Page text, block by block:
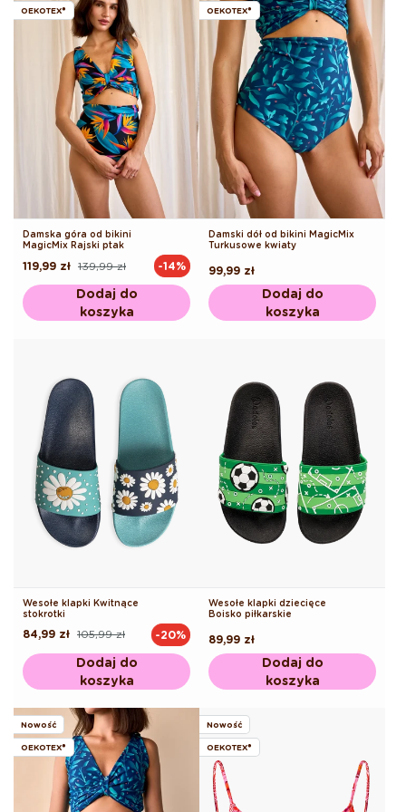
OEKOTEX®
Damska góra od bikini
MagicMix Rajski ptak
Cena
139,99 zł
Cena
119,99 zł -14%
Dodaj do
koszyka
OEKOTEX®
Damski dół od bikini MagicMix
Turkusowe kwiaty
Cena
regularna
99,99 zł
Dodaj do
koszyka
Wesołe klapki Kwitnące
stokrotki
Cena
105,99 zł
Cena
84,99 zł -20%
Dodaj do
koszyka
Wesołe klapki dziecięce
Boisko piłkarskie
Cena
regularna
89,99 zł
Dodaj do
koszyka
Nowość
OEKOTEX®
Nowość
OEKOTEX®